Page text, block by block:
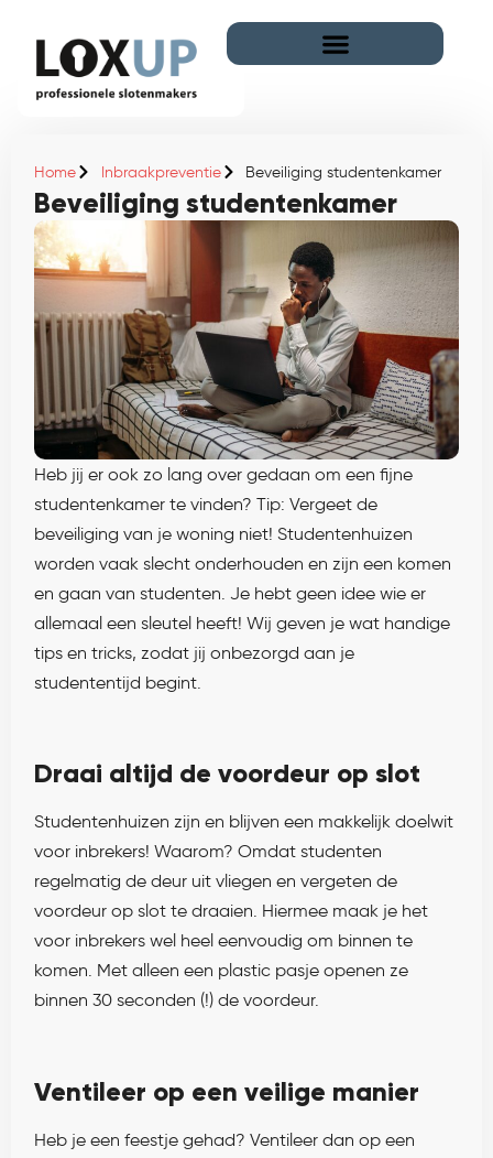
Home Inbraakpreventie Beveiliging studentenkamer
Beveiliging studentenkamer
Heb jij er ook zo lang over gedaan om een fijne
studentenkamer te vinden? Tip: Vergeet de
beveiliging van je woning niet! Studentenhuizen
worden vaak slecht onderhouden en zijn een komen
en gaan van studenten. Je hebt geen idee wie er
allemaal een sleutel heeft! Wij geven je wat handige
tips en tricks, zodat jij onbezorgd aan je
studententijd begint.
Draai altijd de voordeur op slot
Studentenhuizen zijn en blijven een makkelijk doelwit
voor inbrekers! Waarom? Omdat studenten
regelmatig de deur uit vliegen en vergeten de
voordeur op slot te draaien. Hiermee maak je het
voor inbrekers wel heel eenvoudig om binnen te
komen. Met alleen een plastic pasje openen ze
binnen 30 seconden (!) de voordeur.
Ventileer op een veilige manier
Heb je een feestje gehad? Ventileer dan op een